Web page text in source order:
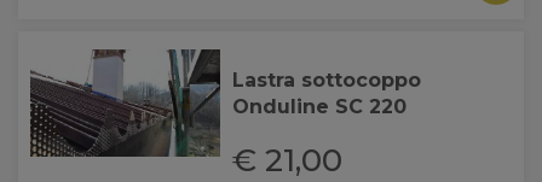
Lastra sottocoppo
Onduline SC 220
€ 21,00